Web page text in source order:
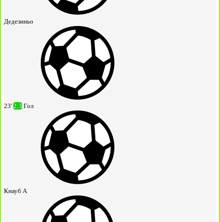
Дедезиньо
23' 2:3 Гол
Кнауб А